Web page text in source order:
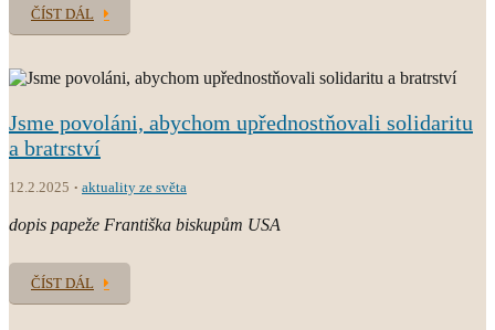
ČÍST DÁL
Jsme povoláni, abychom upřednostňovali solidaritu
a bratrství
12.2.2025 aktuality ze světa
dopis papeže Františka biskupům USA
ČÍST DÁL